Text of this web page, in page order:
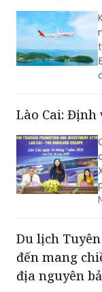
Lào Cai: Định
Du lịch
đến mang
địa nguyên